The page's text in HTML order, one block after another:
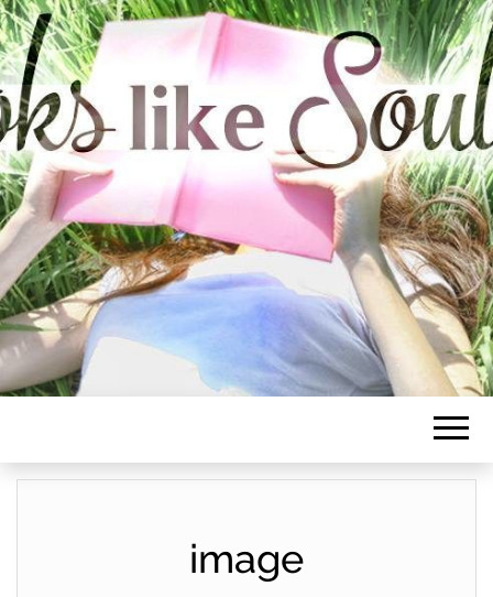
BOOKS LIKE
SOULMATE
image